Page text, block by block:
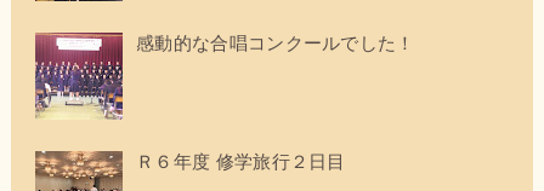
感動的な合唱コンクールでした！
Ｒ６年度 修学旅行２日目